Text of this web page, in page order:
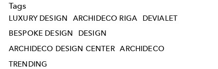
Tags
LUXURY DESIGN ARCHIDECO RIGA
DEVIALET
BESPOKE DESIGN
DESIGN
ARCHIDECO DESIGN CENTER ARCHIDECO
TRENDING